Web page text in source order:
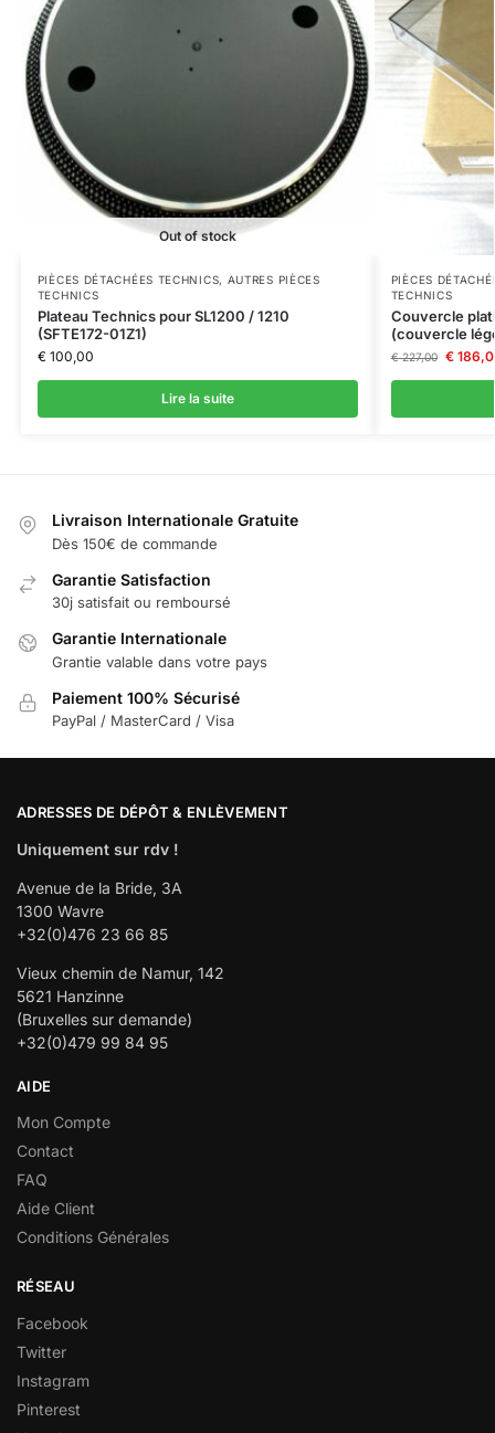
Out of stock
PIÈCES DÉTACHÉES TECHNICS, AUTRES PIÈCES
TECHNICS
Plateau Technics pour SL1200 / 1210
(SFTE172-01Z1)
€100,00
Lire la suite
PIÈCES
TECHNICS
Couvercle
(couvercle
€227,00 €
Livraison Internationale Gratuite
Dès 150€ de commande
Garantie Satisfaction
30j satisfait ou remboursé
Garantie Internationale
Grantie valable dans votre pays
Paiement 100% Sécurisé
PayPal / MasterCard / Visa
ADRESSES DE DÉPÔT & ENLÈVEMENT
Uniquement sur rdv !
Avenue de la Bride, 3A
1300 Wavre
+32(0)476 23 66 85
Vieux chemin de Namur, 142
5621 Hanzinne
(Bruxelles sur demande)
+32(0)479 99 84 95
AIDE
Mon Compte
Contact
FAQ
Aide Client
Conditions Générales
RÉSEAU
Facebook
Twitter
Instagram
Pinterest